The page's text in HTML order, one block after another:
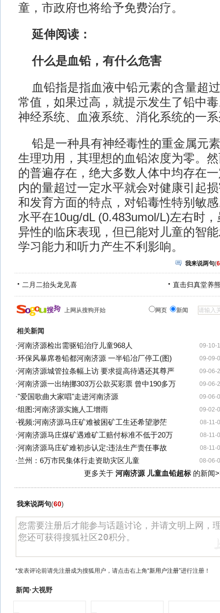
童，市政府也将给予免费治疗。
延伸阅读：
什么是血铅，有什么危害
血铅指是指血液中铅元素的含量超
常值，如果过高，就提示发生了铅中
神经系统、血液系统、消化系统的一
铅是一种具有神经毒性的重金属元
生理功用，其理想的血铅浓度为零。
的普遍存在，绝大多数人体中均存在
内的量超过一定水平就会对健康引起
和发育方面的特点，对铅毒性特别敏
水平在10ug/dL (0.483umol/L)左右时
异性的临床表现，但已能对儿童的智
学习能力和听力产生不利影响。
我来说两句(
二月二抬头龙见喜 直击归真堂养
上网从搜狗开始 网页 新闻
相关新闻
09-10-
·河南济源检出需驱铅治疗儿童968人
09-09-
·环保风暴席卷铅都河南济源 一半铅冶厂停工(图)
09-06-
·河南济源城管拉条幅上访 要求提高待遇还其尊严
09-06-
·河南济源一出纳挪303万公款买彩票 曾中190多万
09-06-
·"爱国歌曲大家唱"走进河南济源
09-02-
·组图:河南济源实施人工增雨
08-11-
·视频:河南济源马庄矿难被困矿工生还希望渺茫
08-11-
·河南济源马庄煤矿遇难矿工赔付标准不低于20万
08-11-
·河南济源马庄矿难初步认定:违法生产责任事故
08-06-
·兰州：6万市民集体行走资助灾区儿童
更多关于 河南济源 儿童血铅超标的新闻
我来说两句(60)
*发表评论前请先注册成为搜狐用户，请点击右上角“新用户注册”进行注册！
新闻·大视野